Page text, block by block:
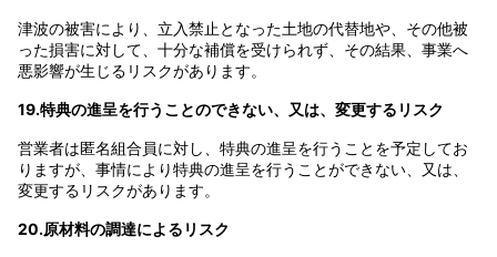
津波の被害により、立入禁止となった土地の代替地や、その他被
った損害に対して、十分な補償を受けられず、その結果、事業へ
悪影響が生じるリスクがあります。
19.特典の進呈を行うことのできない、又は、変更するリスク
営業者は匿名組合員に対し、特典の進呈を行うことを予定してお
りますが、事情により特典の進呈を行うことができない、又は、
変更するリスクがあります。
20.原材料の調達によるリスク